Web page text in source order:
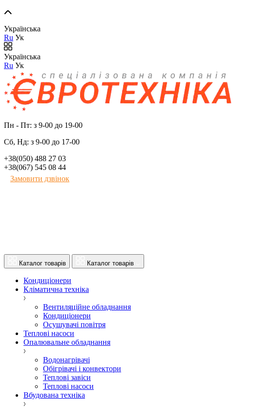
Українська
Ru Ук
Українська
Ru Ук
Пн - Пт: з 9-00 до 19-00
Сб, Нд: з 9-00 до 17-00
+38(050) 488 27 03
+38(067) 545 08 44
Замовити дзвінок
Каталог товарів Каталог товарів
Кондиціонери
Кліматична техніка
Вентиляційне обладнання
Кондиціонери
Осушувачі повітря
Теплові насоси
Опалювальне обладнання
Водонагрівачі
Обігрівачі і конвектори
Теплові завіси
Теплові насоси
Вбудована техніка